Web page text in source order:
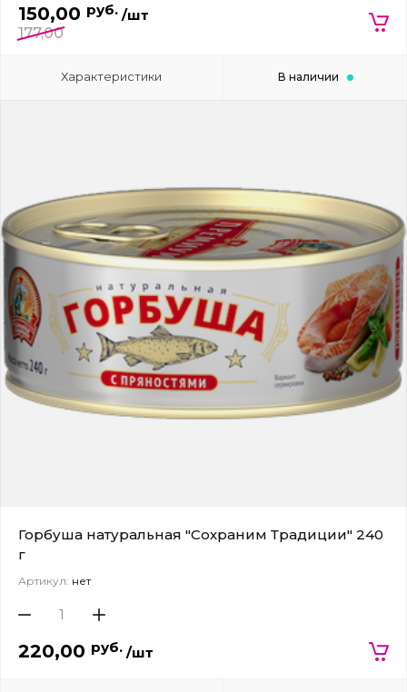
150,00 руб. /шт
177,00
Характеристики В наличии
Горбуша натуральная "Сохраним Традиции" 240
г
Артикул: нет
220,00 руб. /шт